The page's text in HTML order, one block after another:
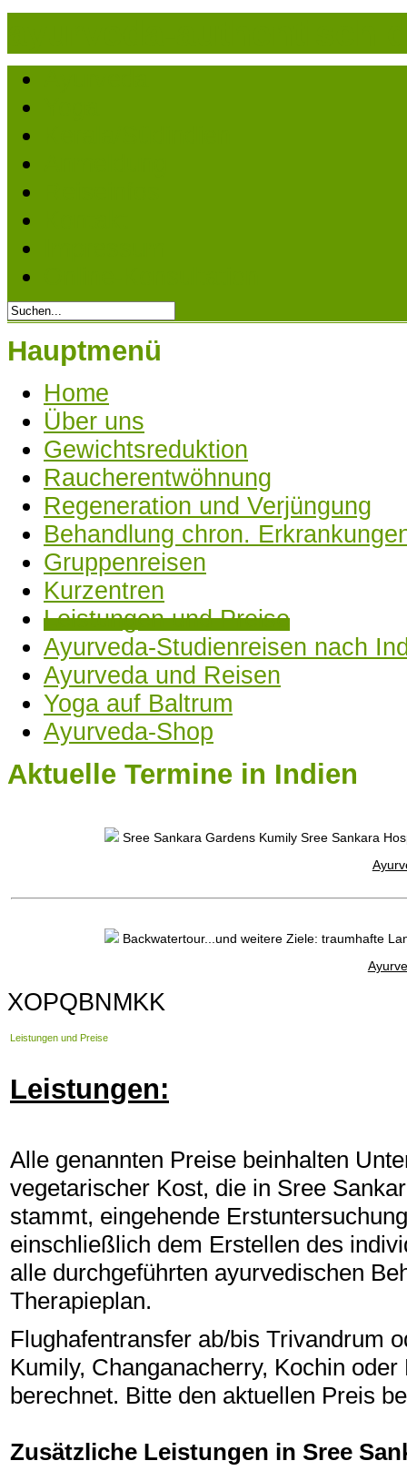
Hauptmenü
Home
Über uns
Gewichtsreduktion
Raucherentwöhnung
Regeneration und Verjüngung
Behandlung chron.
Gruppenreisen
Kurzentren
Leistungen und Preise
Ayurveda-Studienreisen nach
Ayurveda und Reisen
Yoga auf Baltrum
Ayurveda-Shop
Aktuelle Termine in Indien
Sree Sankara Gardens
XOPQBNMKK
Leistungen und Preise
Leistungen:
Alle genannten Preise beinhalten
vegetarischer Kost, die in Sree
stammt, eingehende
einschließlich dem Erstellen des
alle durchgeführten ayurvedischen
Therapieplan.
Flughafentransfer ab/bis Trivandrum
Kumily, Changanacherry, Kochin
berechnet. Bitte den aktuellen Preis
Zusätzliche Leistungen in Sree